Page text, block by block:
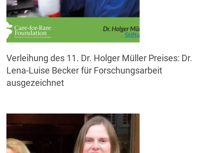
Verleihung des 11. Dr. Holger Müller Preises: Dr.
Lena-Luise Becker für Forschungsarbeit
ausgezeichnet